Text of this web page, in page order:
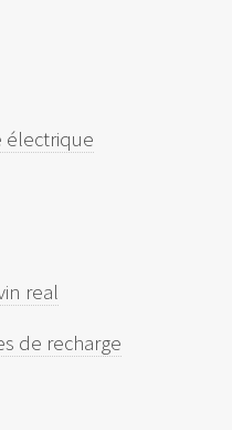
électrique
real
de recharge